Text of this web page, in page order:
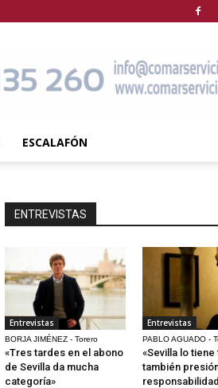
ESCALAFÓN
ENTREVISTAS
Entrevistas
BORJA JIMÉNEZ - Torero
«Tres tardes en el abono
de Sevilla da mucha
categoría»
Entrevistas
PABLO AGUADO -
«Sevilla lo tiene
también